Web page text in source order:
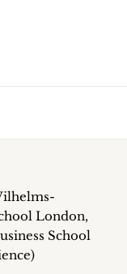
London,
School